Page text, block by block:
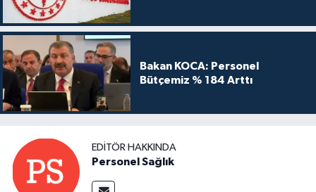
Bakan KOCA: Personel
Bütçemiz % 184 Arttı
EDITÖR HAKKINDA
Personel Sağlık